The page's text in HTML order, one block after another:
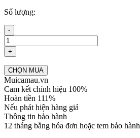
Số lượng:
-
+
CHỌN MUA
Muicamau.vn
Cam kết chính hiệu 100%
Hoàn tiền 111%
Nếu phát hiện hàng giả
Thông tin bảo hành
12 tháng bằng hóa đơn hoặc tem bảo hành